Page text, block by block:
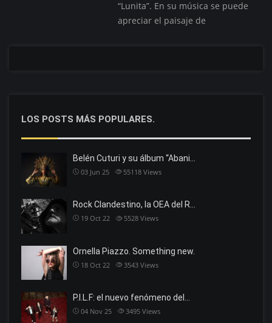
“Lunita”. En su música se puede
apreciar el paisaje de
LOS POSTS MÁS POPULARES.
Belén Cuturi y su álbum “Abani…
03 Jun 25 55118 Views
Rock Clandestino, la OEA del R…
19 Oct 22 5528 Views
Ornella Piazzo. Something new.
18 Oct 22 3543 Views
P.I.L.F: el nuevo fenómeno del…
04 Nov 25 3495 Views